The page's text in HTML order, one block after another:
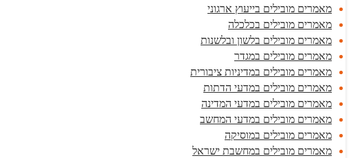
מאמרים מובילים בייעוץ ארגוני
מאמרים מובילים בכלכלה
מאמרים מובילים בלשון ובלשנות
מאמרים מובילים במגדר
מאמרים מובילים במדיניות ציבורית
מאמרים מובילים במדעי הדתות
מאמרים מובילים במדעי המדינה
מאמרים מובילים במדעי המחשב
מאמרים מובילים במוסיקה
מאמרים מובילים במחשבת ישראל